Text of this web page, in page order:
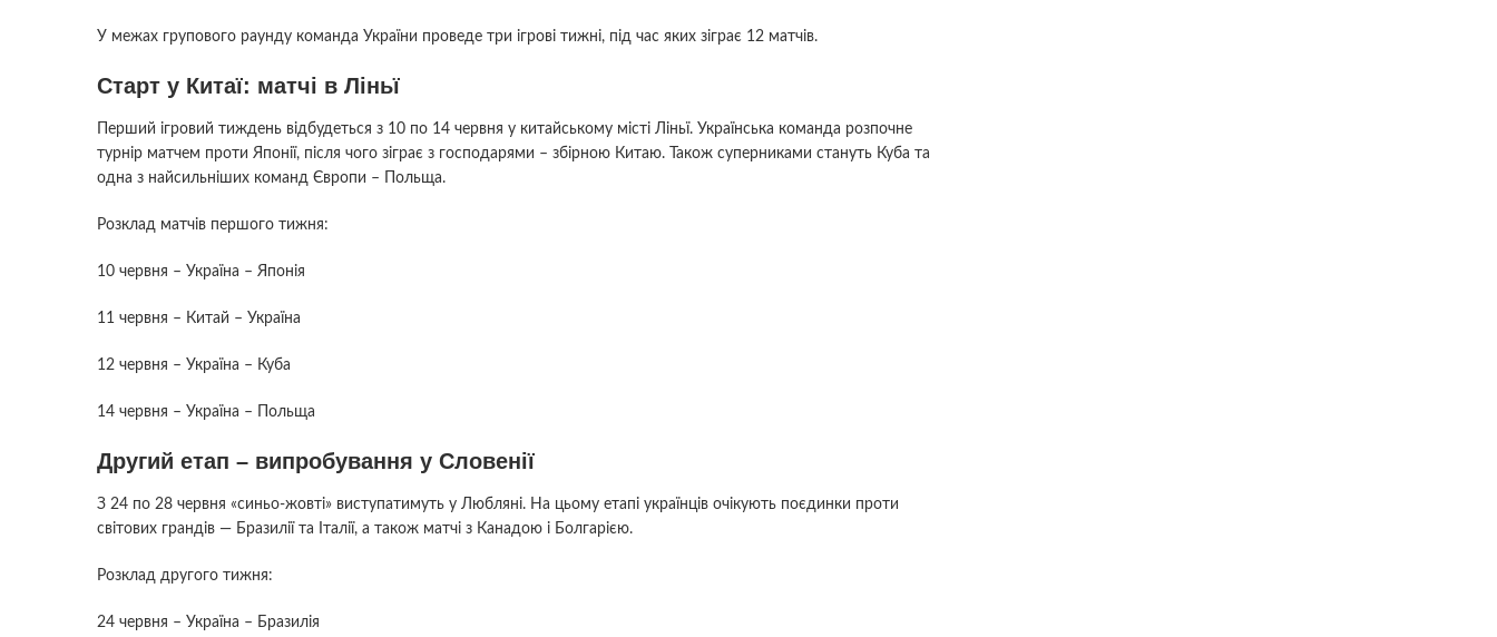
У межах групового раунду команда України проведе три ігрові тижні, під час яких зіграє 12 матчів.
Старт у Китаї: матчі в Ліньї
Перший ігровий тиждень відбудеться з 10 по 14 червня у китайському місті Ліньї. Українська команда розпочне
турнір матчем проти Японії, після чого зіграє з господарями – збірною Китаю. Також суперниками стануть Куба та
одна з найсильніших команд Європи – Польща.
Розклад матчів першого тижня:
10 червня – Україна – Японія
11 червня – Китай – Україна
12 червня – Україна – Куба
14 червня – Україна – Польща
Другий етап – випробування у Словенії
З 24 по 28 червня «синьо-жовті» виступатимуть у Любляні. На цьому етапі українців очікують поєдинки проти
світових грандів — Бразилії та Італії, а також матчі з Канадою і Болгарією.
Розклад другого тижня:
24 червня – Україна – Бразилія